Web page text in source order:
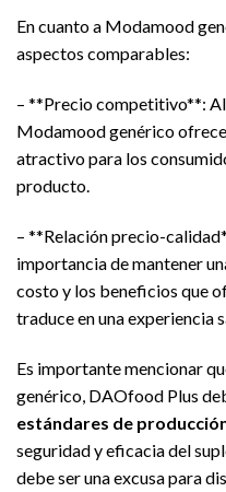
En cuanto a Modamood
aspectos comparables:
– **Precio competitivo**:
Modamood genérico
atractivo para los
producto.
– **Relación precio-
importancia de mantener
costo y los beneficios que
traduce en una experiencia
Es importante mencionar
genérico, DAOfood Plus
estándares de
seguridad y eficacia del
debe ser una excusa para